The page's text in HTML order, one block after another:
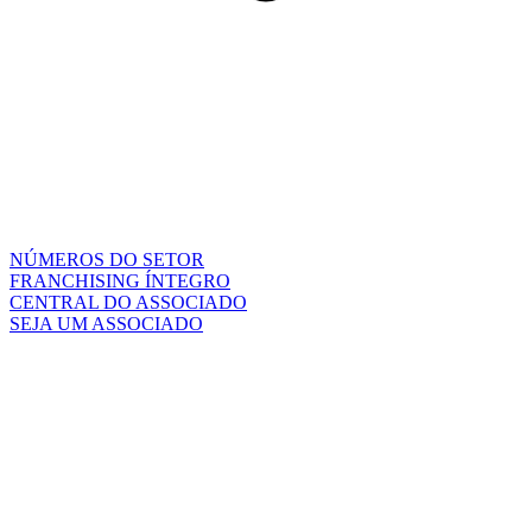
NÚMEROS DO SETOR
FRANCHISING ÍNTEGRO
CENTRAL DO ASSOCIADO
SEJA UM ASSOCIADO